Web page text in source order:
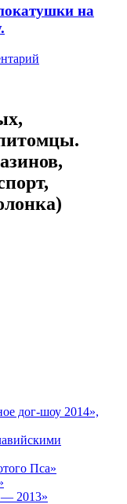
на
дог-шоу 2014»,
Пса»
— 2013»